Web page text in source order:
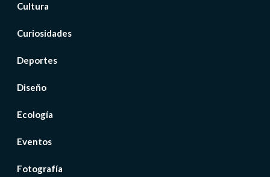
Cultura
Curiosidades
Deportes
Diseño
Ecología
Eventos
Fotografía